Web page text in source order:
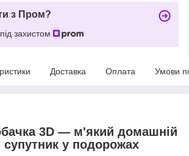
з Пром?
захистом
Доставка Оплата Умови
3D —м'який домашній
супутник у подорожах